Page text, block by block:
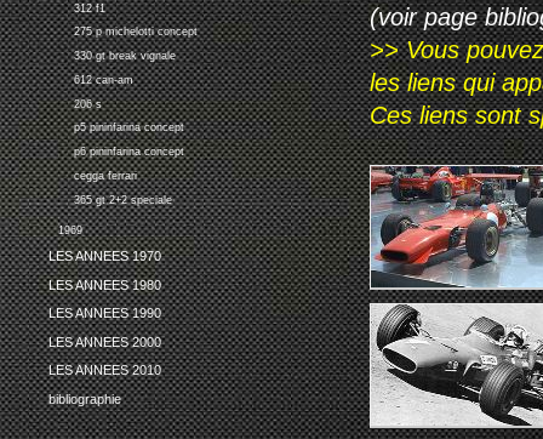
312 f1
275 p michelotti concept
330 gt break vignale
612 can-am
206 s
p5 pininfarina concept
p6 pininfarina concept
cegga ferrari
365 gt 2+2 speciale
1969
LES ANNEES 1970
LES ANNEES 1980
LES ANNEES 1990
LES ANNEES 2000
LES ANNEES 2010
bibliographie
(voir page
>> Vous
les liens qui
Ces liens sont